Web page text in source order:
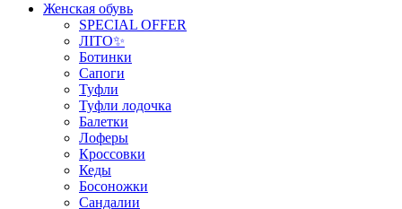
Женская обувь
SPECIAL OFFER
ЛІТО✨
Ботинки
Сапоги
Туфли
Туфли лодочка
Балетки
Лоферы
Кроссовки
Кеды
Босоножки
Сандалии